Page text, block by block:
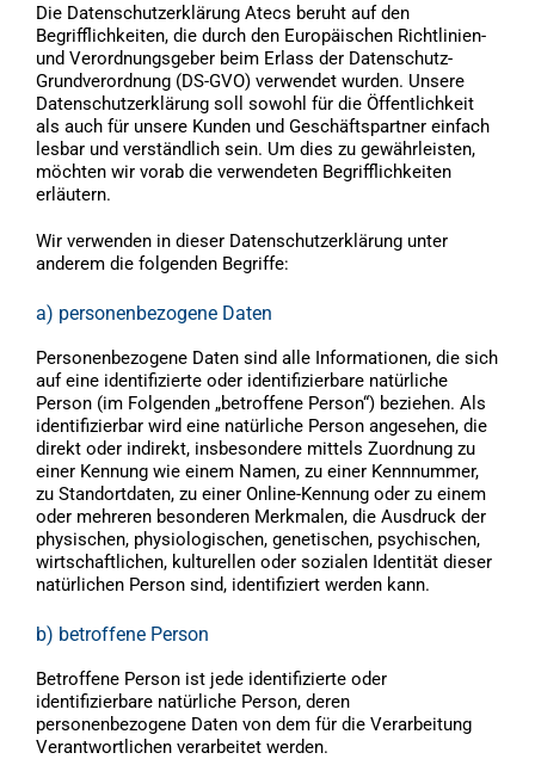
Die Datenschutzerklärung Atecs beruht auf den
Begrifflichkeiten, die durch den Europäischen Richtlinien-
und Verordnungsgeber beim Erlass der Datenschutz-
Grundverordnung (DS-GVO) verwendet wurden. Unsere
Datenschutzerklärung soll sowohl für die Öffentlichkeit
als auch für unsere Kunden und Geschäftspartner einfach
lesbar und verständlich sein. Um dies zu gewährleisten,
möchten wir vorab die verwendeten Begrifflichkeiten
erläutern.
Wir verwenden in dieser Datenschutzerklärung unter
anderem die folgenden Begriffe:
a) personenbezogene Daten
Personenbezogene Daten sind alle Informationen, die sich
auf eine identifizierte oder identifizierbare natürliche
Person (im Folgenden „betroffene Person“) beziehen. Als
identifizierbar wird eine natürliche Person angesehen, die
direkt oder indirekt, insbesondere mittels Zuordnung zu
einer Kennung wie einem Namen, zu einer Kennnummer,
zu Standortdaten, zu einer Online-Kennung oder zu einem
oder mehreren besonderen Merkmalen, die Ausdruck der
physischen, physiologischen, genetischen, psychischen,
wirtschaftlichen, kulturellen oder sozialen Identität dieser
natürlichen Person sind, identifiziert werden kann.
b) betroffene Person
Betroffene Person ist jede identifizierte oder
identifizierbare natürliche Person, deren
personenbezogene Daten von dem für die Verarbeitung
Verantwortlichen verarbeitet werden.